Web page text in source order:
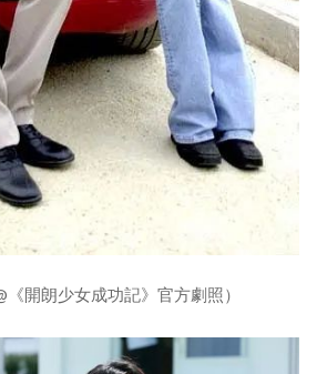
《開朗少女成功記》官方劇照）